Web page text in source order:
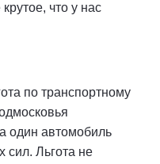
что у нас
по транспортному
один автомобиль
Льгота не